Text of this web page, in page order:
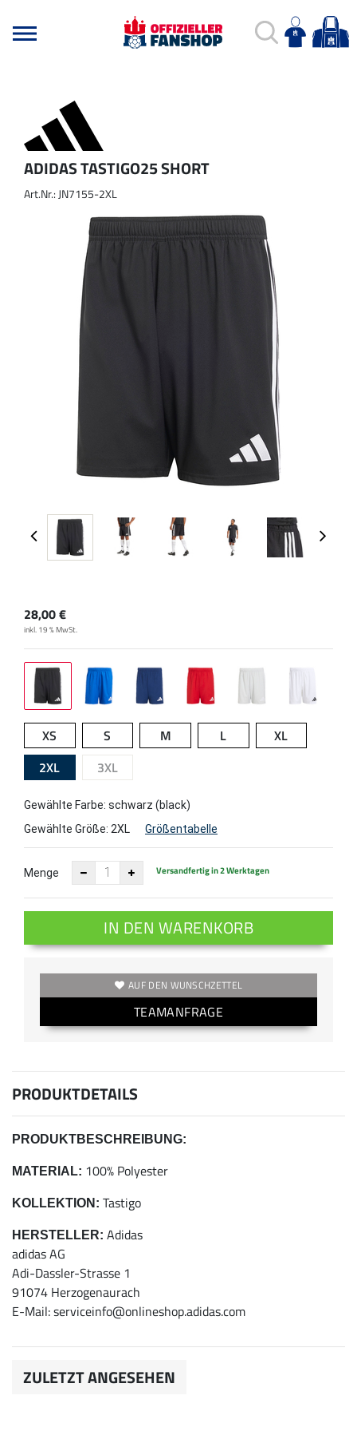
ADIDAS TASTIGO25 SHORT
Art.Nr.: JN7155-2XL
28,00€
inkl. 19 % MwSt.
XS S M L
XL
2XL
3XL
Gewählte Farbe: schwarz (black)
Gewählte Größe: 2XL Größentabelle
Menge Versandfertig in 2 Werktagen
IN DEN WARENKORB
AUF DEN WUNSCHZETTEL
TEAMANFRAGE
PRODUKTDETAILS
PRODUKTBESCHREIBUNG:
MATERIAL: 100% Polyester
KOLLEKTION: Tastigo
HERSTELLER: Adidas
adidas AG
Adi-Dassler-Strasse 1
91074 Herzogenaurach
E-Mail: serviceinfo@onlineshop.adidas.com
ZULETZT ANGESEHEN